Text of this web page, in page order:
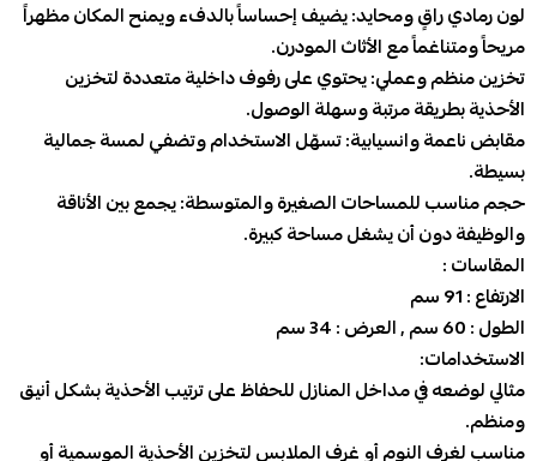
لون رمادي راقٍ ومحايد: يضيف إحساساً بالدفء ويمنح المكان مظهراً
مريحاً ومتناغماً مع الأثاث المودرن.
تخزين منظم وعملي: يحتوي على رفوف داخلية متعددة لتخزين
الأحذية بطريقة مرتبة وسهلة الوصول.
مقابض ناعمة وانسيابية: تسهّل الاستخدام وتضفي لمسة جمالية
بسيطة.
حجم مناسب للمساحات الصغيرة والمتوسطة: يجمع بين الأناقة
والوظيفة دون أن يشغل مساحة كبيرة.
المقاسات :
الارتفاع : 91 سم
الطول : 60 سم , العرض : 34 سم
الاستخدامات:
مثالي لوضعه في مداخل المنازل للحفاظ على ترتيب الأحذية بشكل أنيق
ومنظم.
مناسب لغرف النوم أو غرف الملابس لتخزين الأحذية الموسمية أو